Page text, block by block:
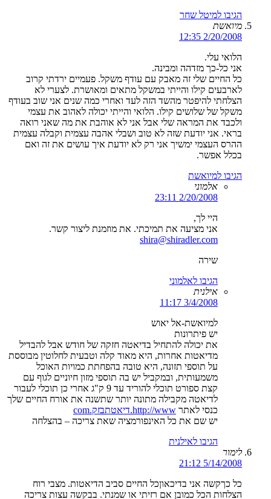
הגיבו למיטל שחר
מיואשת
2/20/2008 12:35
הלואי עלי.
אני כל-כך מזדהה ומבינה.
כל החיים שלי זה מאבק עם עודף משקל. פעמיים ירדתי קרוב
לארבעים קילו והייתי במשקל מתאים ומאושרת. לצערי לא
הצלחתי להיפטר מהשד הזה לעד ואחרי כמה שנים אני שוב בעודף
משקל של שלושים קילו. הלואי והייתי יכולה לאהוב את עצמי
ולכבד את המראה שלי אבל אני לא אוהבת את מה שאני רואה
בראי. אני יודעת שזה לא טוב ושבלי אהבה עצמית וקבלה עצמית
ההרס העצמי ימשיך אני רק לא יודעת איך עושים את זה ואם
בכלל אפשר.
הגיבו למיואשת
אלמוני
2/20/2008 23:11
היי לך,
אני מציעה את תמיכתי. את מוזמנת ליצור קשר.
shira@shiradler.com
שירה
הגיבו לאלמוני
אילנית
3/4/2008 11:17
למיואשת-אל יאוש
יש פיתרונות
את יכולה להתחיל בדיאטה חזקה של חודש אבל להבדיל
מדיאטות אחרות, היא מאוד קלה וטבעית לחלוטין מבוססת
על תוספי תזונה, היא טובה בהפחתת כמויות האוכל
משמעותית, ובמקביל יש בה תוספי מזון חיוניים לגוף עם
קצת ספורט תוכלי להוריד עד 9 ק"ג אחרי כן תוכלי לעבור
לדיאטה מקבילה מתונה יותר שתשנה את אורח החיים שלך
כנסי לאתר http://www.דיאטתבזק.com
יש שם את כל האינפורמציה שאת צריכה – בהצלחה
הגיבו לאילנית
לימור
5/14/2008 21:12
כל כךקשה אני בדיכאוןכל החיים סביב הדיאטות. מצבי רוח
הצלחות הכל כמובן אם רזיתי או שמנתי. בבקשה עצות צריכה